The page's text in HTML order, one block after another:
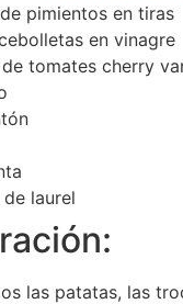
pimientos en tiras
en vinagre
tomates cherry
de laurel
las patatas, las